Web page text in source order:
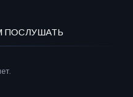
ПОСЛУШАТЬ